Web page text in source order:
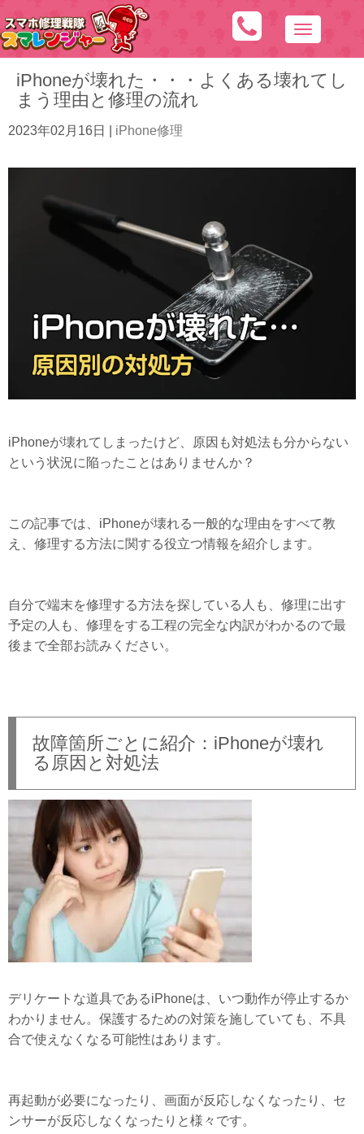
N
a
v
t
iPhoneが壊れた・・・よくある壊れてし
まう理由と修理の流れ
2023年02月16日 iPhone修理
iPhoneが壊れてしまったけど、原因も対処法も分からない
という状況に陥ったことはありませんか？
この記事では、iPhoneが壊れる一般的な理由をすべて教
え、修理する方法に関する役立つ情報を紹介します。
自分で端末を修理する方法を探している人も、修理に出す
予定の人も、修理をする工程の完全な内訳がわかるので最
後まで全部お読みください。
故障箇所ごとに紹介：iPhoneが壊れ
る原因と対処法
デリケートな道具であるiPhoneは、いつ動作が停止するか
わかりません。保護するための対策を施していても、不具
合で使えなくなる可能性はあります。
再起動が必要になったり、画面が反応しなくなったり、セ
ンサーが反応しなくなったりと様々です。